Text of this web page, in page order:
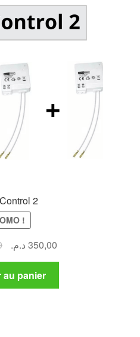
2
!
Le
prix
initial
était :
350,00 د.م.
Le
prix
est :
panier